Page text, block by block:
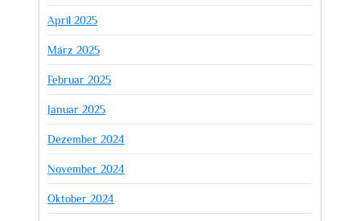
April 2025
März 2025
Februar 2025
Januar 2025
Dezember 2024
November 2024
Oktober 2024